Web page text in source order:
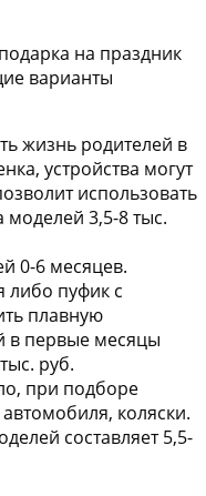
на праздник
варианты
жизнь родителей в
устройства могут
использовать
моделей 3,5-8 тыс.
0-6 месяцев.
либо пуфик с
плавную
в первые месяцы
руб.
, при подборе
коляски.
составляет 5,5-